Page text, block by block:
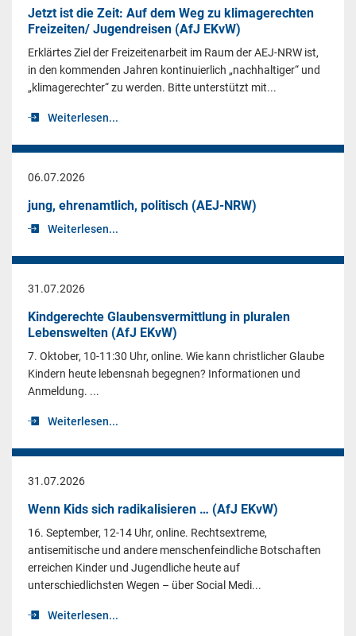
Jetzt ist die Zeit: Auf dem Weg zu klimagerechten
Freizeiten/ Jugendreisen (AfJ EKvW)
Erklärtes Ziel der Freizeitenarbeit im Raum der AEJ-NRW ist,
in den kommenden Jahren kontinuierlich „nachhaltiger“ und
„klimagerechter“ zu werden. Bitte unterstützt mit...
Weiterlesen...
06.07.2026
jung, ehrenamtlich, politisch (AEJ-NRW)
Weiterlesen...
31.07.2026
Kindgerechte Glaubensvermittlung in pluralen
Lebenswelten (AfJ EKvW)
7. Oktober, 10-11:30 Uhr, online. Wie kann christlicher Glaube
Kindern heute lebensnah begegnen? Informationen und
Anmeldung. ...
Weiterlesen...
31.07.2026
Wenn Kids sich radikalisieren … (AfJ EKvW)
16. September, 12-14 Uhr, online. Rechtsextreme,
antisemitische und andere menschenfeindliche Botschaften
erreichen Kinder und Jugendliche heute auf
unterschiedlichsten Wegen – über Social Medi...
Weiterlesen...